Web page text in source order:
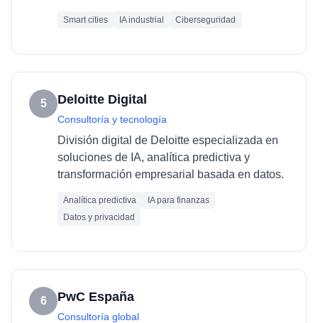
Smart cities IA industrial Ciberseguridad
5 Deloitte Digital
Consultoría y tecnología
División digital de Deloitte especializada en
soluciones de IA, analítica predictiva y
transformación empresarial basada en datos.
Analítica predictiva
IA para finanzas
Datos y privacidad
6 PwC España
Consultoría global